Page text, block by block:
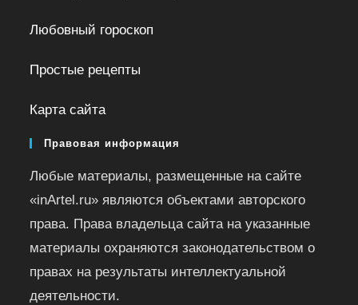
Любовный гороскоп
Простые рецепты
Карта сайта
Правовая информация
Любые материалы, размещенные на сайте
«inArtel.ru» являются объектами авторского
права. Права владельца сайта на указанные
материалы охраняются законодательством о
правах на результаты интеллектуальной
деятельности.